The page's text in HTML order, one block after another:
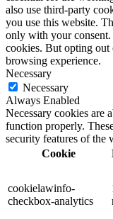
also use third-party
you use this website.
only with your consent.
cookies. But opting out
browsing experience.
Necessary
Necessary
Always Enabled
Necessary cookies are
function properly.
security features of the
Cookie
cookielawinfo-
checkbox-analytics